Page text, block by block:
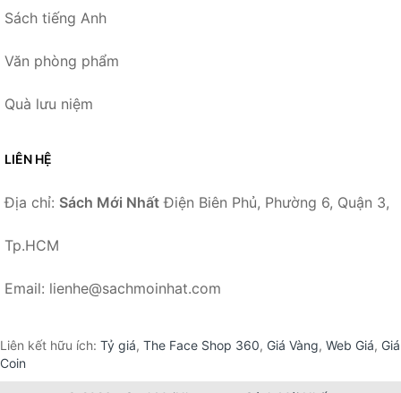
Sách tiếng Anh
Văn phòng phẩm
Quà lưu niệm
LIÊN HỆ
Địa chỉ: Sách Mới Nhất Điện Biên Phủ, Phường 6, Quận 3,
Tp.HCM
Email: lienhe@sachmoinhat.com
Liên kết hữu ích: Tỷ giá, The Face Shop 360, Giá Vàng, Web Giá, Giá
Coin